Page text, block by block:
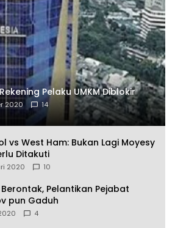
Pelaku UMKM Diblokir
2020 14
vs West Ham: Bukan Lagi Moyesy
Ditakuti
2020 10
Pelantikan Pejabat
pun Gaduh
4